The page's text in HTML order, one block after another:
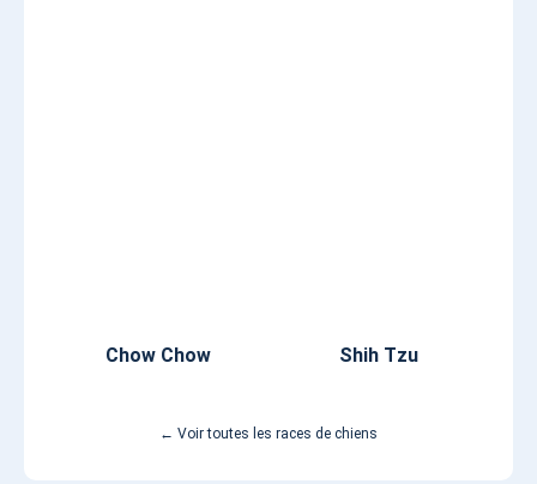
Chow Chow Shih Tzu
← Voir toutes les races de chiens